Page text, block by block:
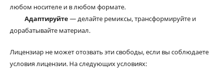
любом носителе и в любом формате.
Адаптируйте— делайте ремиксы, трансформируйте и
дорабатывайте материал.
Лицензиар не может отозвать эти свободы, если вы соблюдаете
условия лицензии. На следующих условиях: